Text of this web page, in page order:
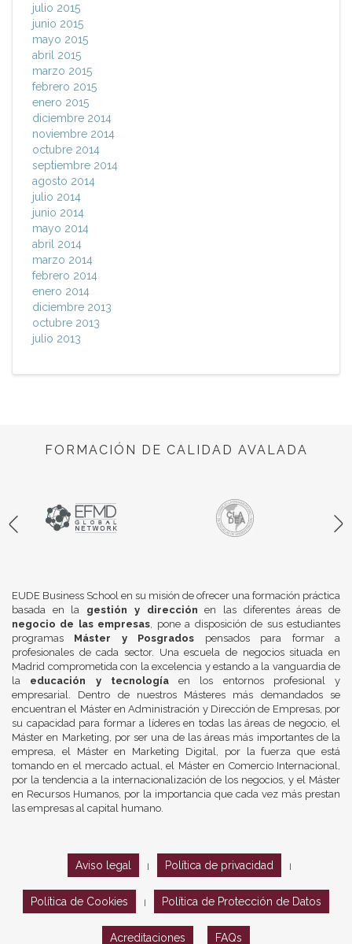
julio 2015
junio 2015
mayo 2015
abril 2015
marzo 2015
febrero 2015
enero 2015
diciembre 2014
noviembre 2014
octubre 2014
septiembre 2014
agosto 2014
julio 2014
junio 2014
mayo 2014
abril 2014
marzo 2014
febrero 2014
enero 2014
diciembre 2013
octubre 2013
julio 2013
FORMACIÓN DE CALIDAD AVALADA
EUDE Business School en su misión de ofrecer una formación práctica
basada en la gestión y dirección en las diferentes áreas de
negocio de las empresas, pone a disposición de sus estudiantes
programas Máster y Posgrados pensados para formar a
profesionales de cada sector. Una escuela de negocios situada en
Madrid comprometida con la excelencia y estando a la vanguardia de
la educación y tecnologíaen los entornos profesional y
empresarial. Dentro de nuestros Másteres más demandados se
encuentran el Máster en Administración y Dirección de Empresas, por
su capacidad para formar a líderes en todas las áreas de negocio, el
Máster en Marketing, por ser una de las áreas más importantes de la
empresa, el Máster en Marketing Digital, por la fuerza que está
tomando en el mercado actual, el Máster en Comercio Internacional,
por la tendencia a la internacionalización de los negocios, y el Máster
en Recursos Humanos, por la importancia que cada vez más prestan
las empresas al capital humano.
Aviso legal Política de privacidad
Política de Cookies Política de Protección de Datos
Acreditaciones FAQs